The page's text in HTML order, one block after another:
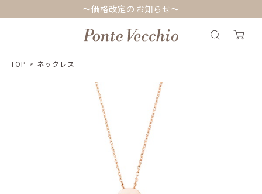
～価格改定のお知らせ～
TOP > ネックレス